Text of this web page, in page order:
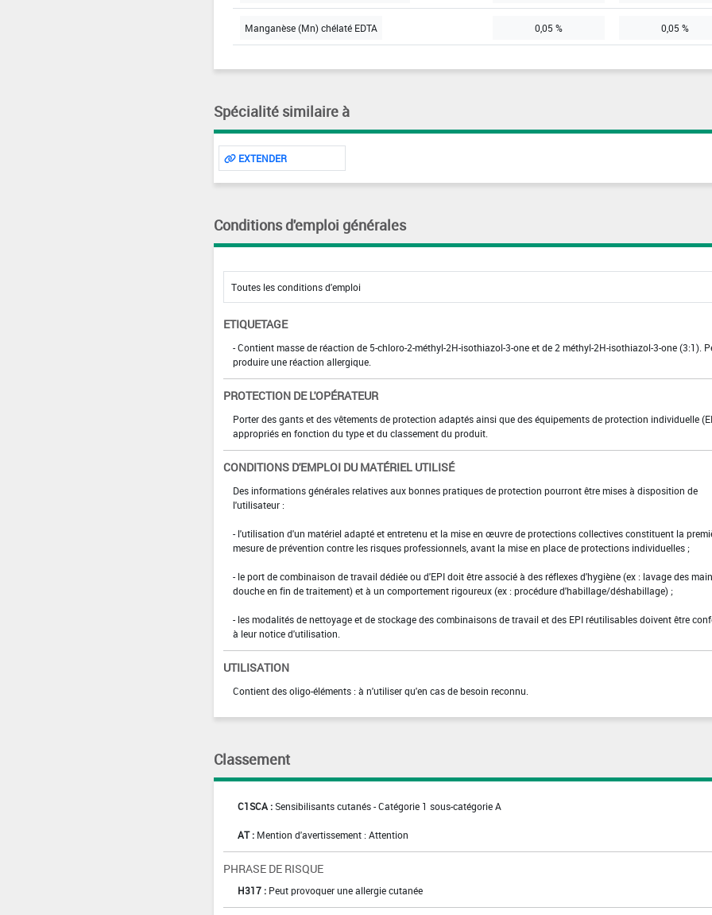
Manganèse (Mn) chélaté EDTA 0,05 % 0,05 %
Spécialité similaire à
EXTENDER
Conditions d'emploi générales
ETIQUETAGE
- Contient masse de réaction de 5-chloro-2-méthyl-2H-isothiazol-3-one et de 2 méthyl-2H-isothiazol-3-one (3:1).
produire une réaction allergique.
PROTECTION DE L'OPÉRATEUR
Porter des gants et des vêtements de protection adaptés ainsi que des équipements de protection individuelle
appropriés en fonction du type et du classement du produit.
CONDITIONS D'EMPLOI DU MATÉRIEL UTILISÉ
Des informations générales relatives aux bonnes pratiques de protection pourront être mises à disposition de
l'utilisateur :
- l'utilisation d'un matériel adapté et entretenu et la mise en œuvre de protections collectives constituent la
mesure de prévention contre les risques professionnels, avant la mise en place de protections individuelles ;
- le port de combinaison de travail dédiée ou d'EPI doit être associé à des réflexes d'hygiène (ex : lavage des
douche en fin de traitement) et à un comportement rigoureux (ex : procédure d'habillage/déshabillage) ;
- les modalités de nettoyage et de stockage des combinaisons de travail et des EPI réutilisables doivent être
à leur notice d'utilisation.
UTILISATION
Contient des oligo-éléments : à n'utiliser qu'en cas de besoin reconnu.
Classement
C1SCA :Sensibilisants cutanés - Catégorie 1 sous-catégorie A
AT : Mention d'avertissement : Attention
PHRASE DE RISQUE
H317 : Peut provoquer une allergie cutanée